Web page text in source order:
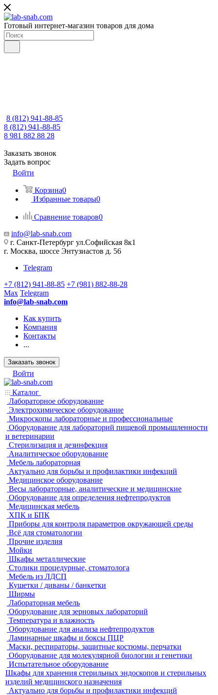
Готовый интернет-магазин товаров для дома
8 (812) 941-88-85
8 (812) 941-88-85
8 981 882 88 28
Заказать звонок
Задать вопрос
Войти
Корзина0
Избранные товары0
Сравнение товаров0
info@lab-snab.com
г. Санкт-Петербург ул.Софийская 8к1
г. Москва, шоссе Энтузиастов д. 56
Telegram
+7 (812) 941-88-85 +7 (981) 882-88-28
Max Telegram
info@lab-snab.com
Как купить
Компания
Контакты
...
Заказать звонок
Войти
Каталог
Лабораторное оборудование
Электрохимическое оборудование
Микроскопы лабораторные и профессиональные
Оборудование для лабораторий пищевой промышленности
и ветеринарии
Стерилизация и дезинфекция
Аналитическое оборудование
Мебель лабораторная
Актуально для борьбы и профилактики инфекций
Медицинское оборудование
Весы лабораторные, аналитические и медицинские
Оборудование для определения нефтепродуктов
Медицинская мебель
ХПК и БПК
Приборы для контроля параметров окружающей среды
Всё для стоматологии
Прочие изделия
Мойки
Шкафы металлические
Столики процедурные, стоматолога
Мебель из ЛДСП
Кушетки / диваны / банкетки
Ширмы
Лабораторная мебель
Оборудование для зерновых лабораторий
Температура и влажность
Оборудование для анализа нефтепродуктов
Ламинарные шкафы и боксы ПЦР
Маски, респираторы, защитные костюмы, перчатки
Оборудование для молекулярной биологии и генетики
Испытательное оборудование
Шкафы для хранения стерильных эндоскопов и стерильных
изделий медицинского назначения
Актуально для борьбы и профилактики инфекций